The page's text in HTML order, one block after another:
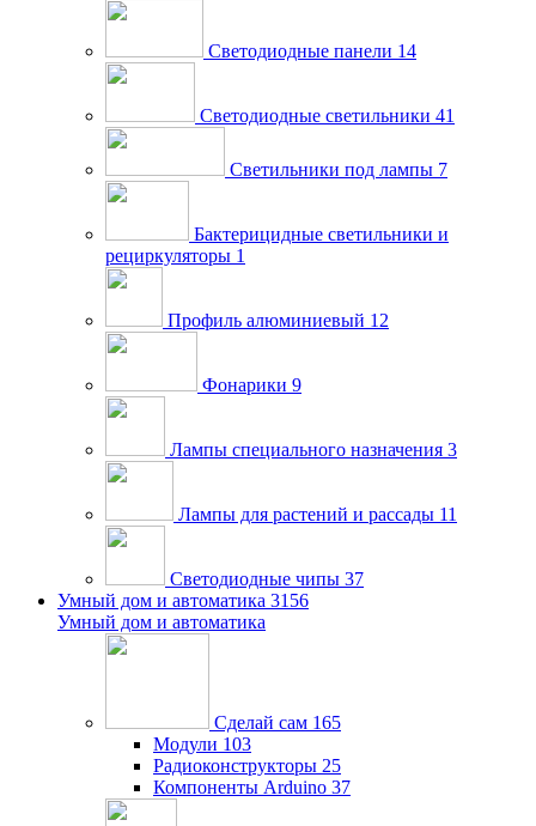
Светодиодные панели 14
Светодиодные светильники 41
Светильники под лампы 7
Бактерицидные светильники и
рециркуляторы 1
Профиль алюминиевый 12
Фонарики 9
Лампы специального назначения 3
Лампы для растений и рассады 11
Светодиодные чипы 37
Умный дом и автоматика 3156
Умный дом и автоматика
Сделай сам 165
Модули 103
Радиоконструкторы 25
Компоненты Arduino 37